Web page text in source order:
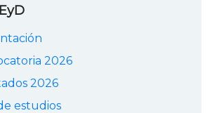
2026
2026
estudios